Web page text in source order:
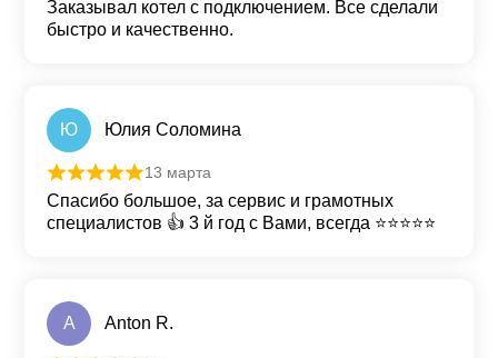
Заказывал котел с подключением. Все сделали
быстро и качественно.
Ю Юлия Соломина
Оценка из 5
13 марта
Спасибо большое, за сервис и грамотных
специалистов 👍 3 й год с Вами, всегда ⭐⭐⭐⭐⭐
A Anton R.